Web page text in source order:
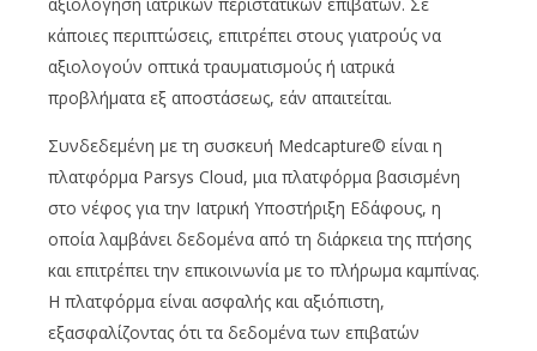
κάποιες περιπτώσεις, επιτρέπει στους γιατρούς να
αξιολογούν οπτικά τραυματισμούς ή ιατρικά
προβλήματα εξ αποστάσεως, εάν απαιτείται.
Συνδεδεμένη με τη συσκευή Medcapture© είναι η
πλατφόρμα Parsys Cloud, μια πλατφόρμα βασισμένη
στο νέφος για την Ιατρική Υποστήριξη Εδάφους, η
οποία λαμβάνει δεδομένα από τη διάρκεια της πτήσης
και επιτρέπει την επικοινωνία με το πλήρωμα καμπίνας.
Η πλατφόρμα είναι ασφαλής και αξιόπιστη,
εξασφαλίζοντας ότι τα δεδομένα των επιβατών